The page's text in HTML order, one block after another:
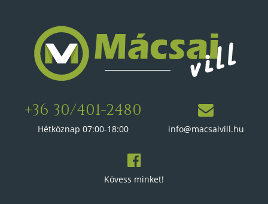
+36 30/401-2480
Hétköznap 07:00-18:00 info@macsaivill.hu
Kövess minket!